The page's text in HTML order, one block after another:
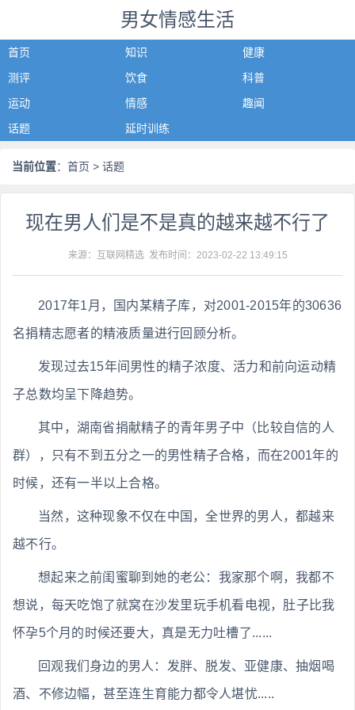
男女情感生活
首页 知识
健康
测评
饮食
科普
运动
情感
趣闻
话题
延时训练
当前位置： 首页 > 话题
现在男人们是不是真的越来越不行了
来源：互联网精选 发布时间： 2023-02-22 13:49:15
2017年1月，国内某精子库，对2001-2015年的30636
名捐精志愿者的精液质量进行回顾分析。
发现过去15年间男性的精子浓度、活力和前向运动精
子总数均呈下降趋势。
其中，湖南省捐献精子的青年男子中（比较自信的人
群），只有不到五分之一的男性精子合格，而在2001年的
时候，还有一半以上合格。
当然，这种现象不仅在中国，全世界的男人，都越来
越不行。
想起来之前闺蜜聊到她的老公：我家那个啊，我都不
想说，每天吃饱了就窝在沙发里玩手机看电视，肚子比我
怀孕5个月的时候还要大，真是无力吐槽了......
回观我们身边的男人：发胖、脱发、亚健康、抽烟喝
酒、不修边幅，甚至连生育能力都令人堪忧.....